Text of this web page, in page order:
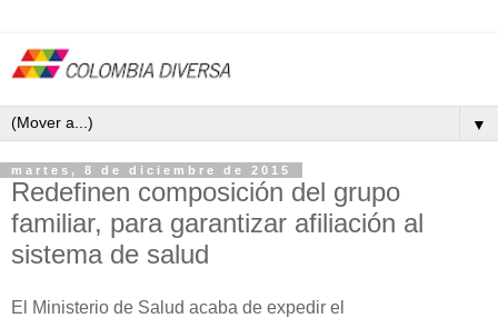
▼
martes, 8 de diciembre de 2015
Redefinen composición del grupo
familiar, para garantizar afiliación al
sistema de salud
El Ministerio de Salud acaba de expedir el